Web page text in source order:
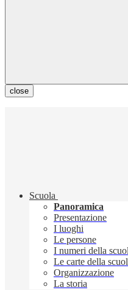
close
Scuola
Panoramica
Presentazione
I luoghi
Le persone
I numeri della
Le carte della
Organizzazione
La storia